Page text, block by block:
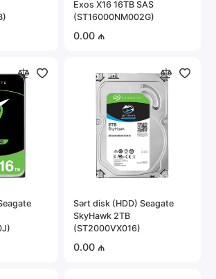
sistemləri
Exos X16 16TB SAS
(ST16000NM002G)
0.00 ₼
Sərt disk (HDD) Seagate
SkyHawk 2TB
(ST2000VX016)
0.00 ₼